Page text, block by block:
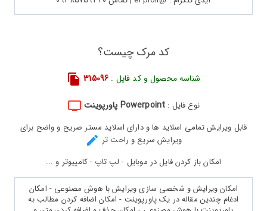
کد مرک چیست؟
شناسه محصول و کد فایل : 315096
نوع فایل : Powerpoint پاورپوینت
قابل ویرایش تمامی اسلاید ها و دارای اسلاید مستر صریح و واضح برای
ویرایش سریع و راحت تر
امکان باز کردن فایل در موبایل - لپ تاپ - کامپیوتر و ...
امکان ویرایش و شخصی سازی ویرایش با هوش مصنوعی - امکان
ادغام چندین مقاله در یک پاورپوینت - امکان اضافه کردن مطالب به